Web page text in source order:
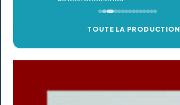
TOUTE LA PRODUCTION